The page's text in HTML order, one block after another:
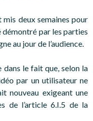
mis deux semaines pour
démontré par les parties
au jour de l’audience.
le fait que, selon la
par un utilisateur ne
nouveau exigeant une
de l’article 6.I.5 de la